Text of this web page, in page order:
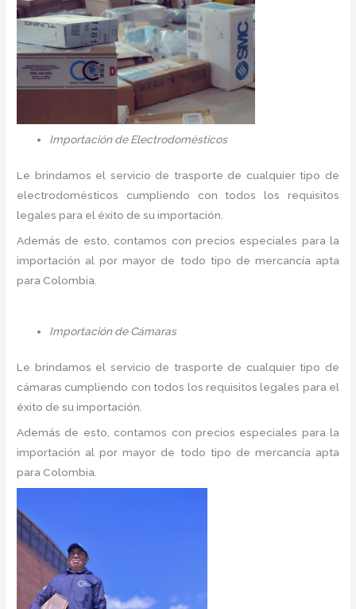
Importación de Electrodomésticos
Le brindamos el servicio de trasporte de cualquier tipo de
electrodomésticos cumpliendo con todos los requisitos
legales para el éxito de su importación.
Además de esto, contamos con precios especiales para la
importación al por mayor de todo tipo de mercancía apta
para Colombia.
Importación de Cámaras
Le brindamos el servicio de trasporte de cualquier tipo de
cámaras cumpliendo con todos los requisitos legales para el
éxito de su importación.
Además de esto, contamos con precios especiales para la
importación al por mayor de todo tipo de mercancía apta
para Colombia.